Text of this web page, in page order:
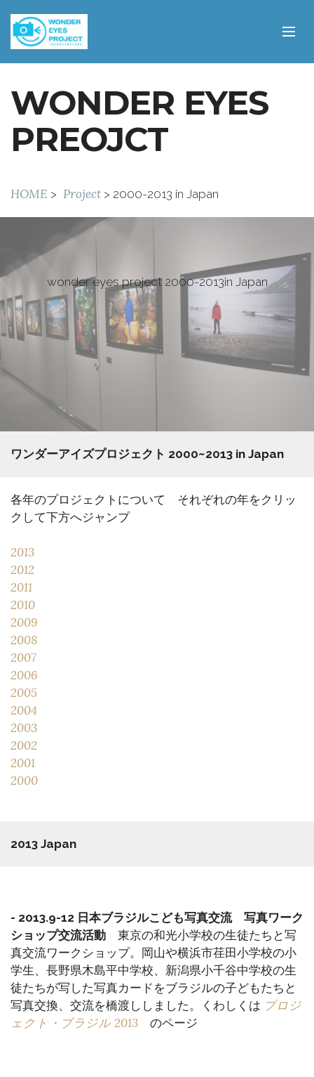
WONDER EYES
PREOJCT
HOME > Project > 2000-2013 in Japan
wonder eyes project 2000-2013in Japan
ワンダーアイズプロジェクト 2000~2013 in Japan
各年のプロジェクトについて それぞれの年をクリッ
クして下方へジャンプ
2013
2012
2011
2010
2009
2008
2007
2006
2005
2004
2003
2002
2001
2000
2013 Japan
- 2013.9-12 日本ブラジルこども写真交流 写真ワーク
ショップ交流活動 東京の和光小学校の生徒たちと写
真交流ワークショップ。岡山や横浜市荏田小学校の小
学生、長野県木島平中学校、新潟県小千谷中学校の生
徒たちが写した写真カードをブラジルの子どもたちと
写真交換、交流を橋渡ししました。くわしくは プロジ
ェクト・ブラジル 2013 のページ